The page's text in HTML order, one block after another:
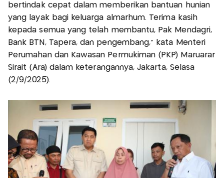
bertindak cepat dalam memberikan bantuan hunian
yang layak bagi keluarga almarhum. Terima kasih
kepada semua yang telah membantu, Pak Mendagri,
Bank BTN, Tapera, dan pengembang," kata Menteri
Perumahan dan Kawasan Permukiman (PKP) Maruarar
Sirait (Ara) dalam keterangannya, Jakarta, Selasa
(2/9/2025).